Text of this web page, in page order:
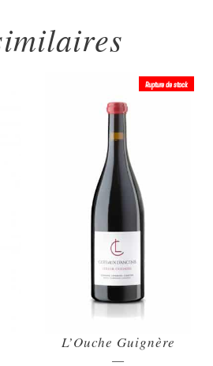
Rupture de stock
L’Ouche Guignère